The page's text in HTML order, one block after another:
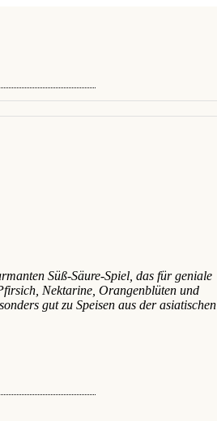
Süß-Säure-Spiel, das für geniale
Nektarine, Orangenblüten und
gut zu Speisen aus der asiatischen